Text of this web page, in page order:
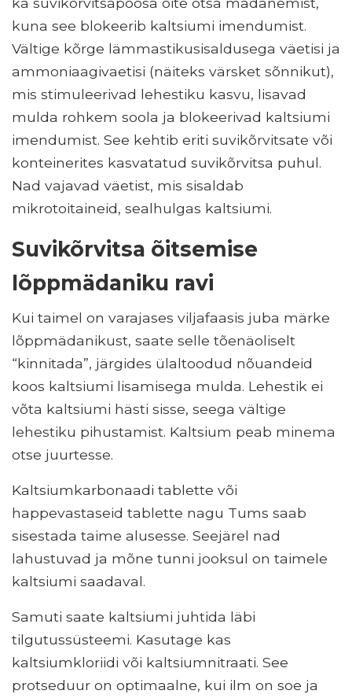
kuna see blokeerib kaltsiumi imendumist.
Vältige kõrge lämmastikusisaldusega väetisi ja
ammoniaagivaetisi (näiteks värsket sõnnikut),
mis stimuleerivad lehestiku kasvu, lisavad
mulda rohkem soola ja blokeerivad kaltsiumi
imendumist. See kehtib eriti suvikõrvitsate või
konteinerites kasvatatud suvikõrvitsa puhul.
Nad vajavad väetist, mis sisaldab
mikrotoitaineid, sealhulgas kaltsiumi.
Suvikõrvitsa õitsemise
lõppmädaniku ravi
Kui taimel on varajases viljafaasis juba märke
lõppmädanikust, saate selle tõenäoliselt
“kinnitada”, järgides ülaltoodud nõuandeid
koos kaltsiumi lisamisega mulda. Lehestik ei
võta kaltsiumi hästi sisse, seega vältige
lehestiku pihustamist. Kaltsium peab minema
otse juurtesse.
Kaltsiumkarbonaadi tablette või
happevastaseid tablette nagu Tums saab
sisestada taime alusesse. Seejärel nad
lahustuvad ja mõne tunni jooksul on taimele
kaltsiumi saadaval.
Samuti saate kaltsiumi juhtida läbi
tilgutussüsteemi. Kasutage kas
kaltsiumkloriidi või kaltsiumnitraati. See
protseduur on optimaalne, kui ilm on soe ja